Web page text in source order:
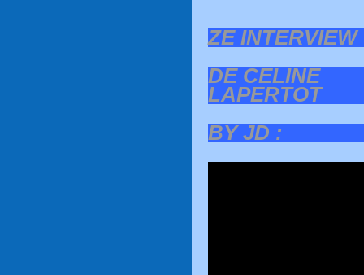
ZE INTERVIEW
DE CELINE
LAPERTOT
BY JD :